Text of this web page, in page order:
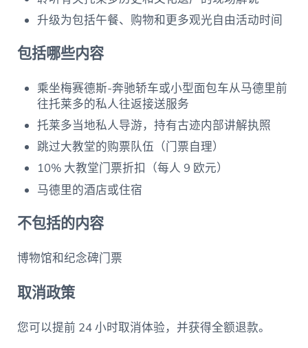
升级为包括午餐、购物和更多观光自由活动时间
包括哪些内容
乘坐梅赛德斯-奔驰轿车或小型面包车从马德里前
往托莱多的私人往返接送服务
托莱多当地私人导游，持有古迹内部讲解执照
跳过大教堂的购票队伍（门票自理）
10% 大教堂门票折扣（每人 9 欧元）
马德里的酒店或住宿
不包括的内容
博物馆和纪念碑门票
取消政策
您可以提前 24 小时取消体验，并获得全额退款。